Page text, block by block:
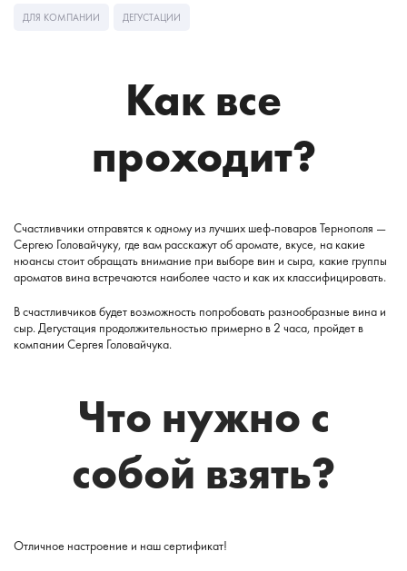
ДЛЯ КОМПАНИИ ДЕГУСТАЦИИ
Как все
проходит?
Счастливчики отправятся к одному из лучших шеф-поваров Тернополя —
Сергею Головайчуку, где вам расскажут об аромате, вкусе, на какие
нюансы стоит обращать внимание при выборе вин и сыра, какие группы
ароматов вина встречаются наиболее часто и как их классифицировать.
В счастливчиков будет возможность попробовать разнообразные вина и
сыр. Дегустация продолжительностью примерно в 2 часа, пройдет в
компании Сергея Головайчука.
Что нужно с
собой взять?
Отличное настроение и наш сертификат!